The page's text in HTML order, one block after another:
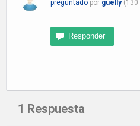
preguntado por guelly (130
1 Respuesta